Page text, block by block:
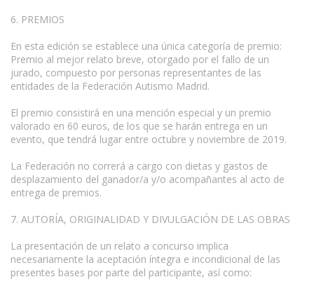
6. PREMIOS
En esta edición se establece una única categoría de premio:
Premio al mejor relato breve, otorgado por el fallo de un
jurado, compuesto por personas representantes de las
entidades de la Federación Autismo Madrid.
El premio consistirá en una mención especial y un premio
valorado en 60 euros, de los que se harán entrega en un
evento, que tendrá lugar entre octubre y noviembre de 2019.
La Federación no correrá a cargo con dietas y gastos de
desplazamiento del ganador/a y/o acompañantes al acto de
entrega de premios.
7. AUTORÍA, ORIGINALIDAD Y DIVULGACIÓN DE LAS OBRAS
La presentación de un relato a concurso implica
necesariamente la aceptación íntegra e incondicional de las
presentes bases por parte del participante, así como: